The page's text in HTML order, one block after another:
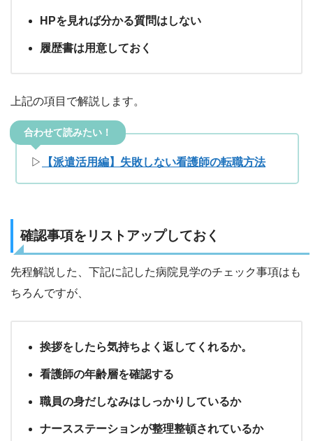
HPを見れば分かる質問はしない
履歴書は用意しておく
上記の項目で解説します。
合わせて読みたい！
▷ 【派遣活用編】失敗しない看護師の転職方法
確認事項をリストアップしておく
先程解説した、下記に記した病院見学のチェック事項はも
ちろんですが、
挨拶をしたら気持ちよく返してくれるか。
看護師の年齢層を確認する
職員の身だしなみはしっかりしているか
ナースステーションが整理整頓されているか